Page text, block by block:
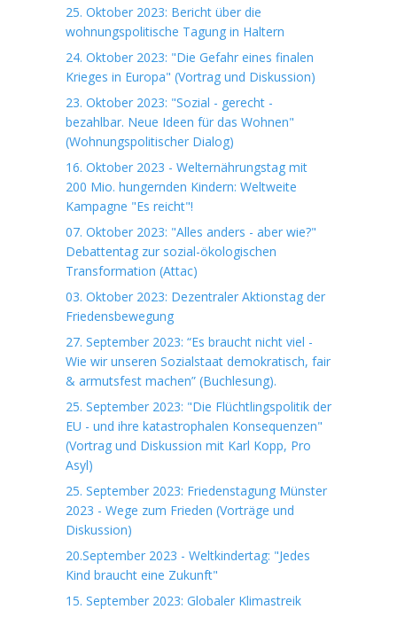
25. Oktober 2023: Bericht über die
wohnungspolitische Tagung in Haltern
24. Oktober 2023: "Die Gefahr eines finalen
Krieges in Europa" (Vortrag und Diskussion)
23. Oktober 2023: "Sozial - gerecht -
bezahlbar. Neue Ideen für das Wohnen"
(Wohnungspolitischer Dialog)
16. Oktober 2023 - Welternährungstag mit
200 Mio. hungernden Kindern: Weltweite
Kampagne "Es reicht"!
07. Oktober 2023: "Alles anders - aber wie?"
Debattentag zur sozial-ökologischen
Transformation (Attac)
03. Oktober 2023: Dezentraler Aktionstag der
Friedensbewegung
27. September 2023: “Es braucht nicht viel -
Wie wir unseren Sozialstaat demokratisch, fair
& armutsfest machen” (Buchlesung).
25. September 2023: "Die Flüchtlingspolitik der
EU - und ihre katastrophalen Konsequenzen"
(Vortrag und Diskussion mit Karl Kopp, Pro
Asyl)
25. September 2023: Friedenstagung Münster
2023 - Wege zum Frieden (Vorträge und
Diskussion)
20.September 2023 - Weltkindertag: "Jedes
Kind braucht eine Zukunft"
15. September 2023: Globaler Klimastreik